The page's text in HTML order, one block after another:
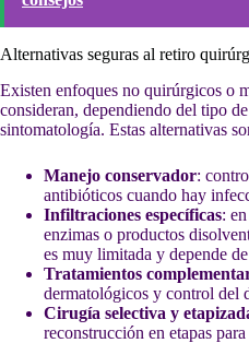
Alternativas seguras al retiro
Existen enfoques no quirúrgicos o
consideran, dependiendo del tipo
sintomatología. Estas alternativas
Manejo conservador:
antibióticos cuando hay
Infiltraciones específicas:
enzimas o productos
es muy limitada y depende
Tratamientos
dermatológicos y control del
Cirugía selectiva y
reconstrucción en etapas